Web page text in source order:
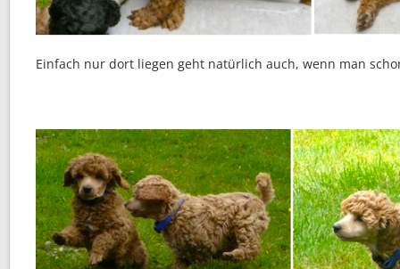
Einfach nur dort liegen geht natürlich auch, wenn man